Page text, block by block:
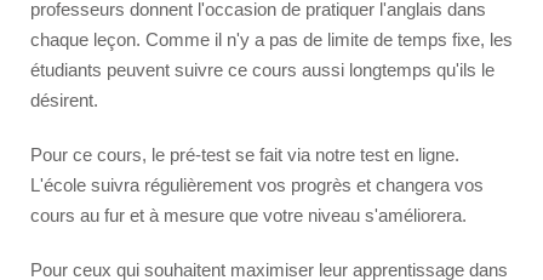
Famille d'accueil
Rester avec un enseignant
Hilton 5*
Marriott 5*
Cavalieri 4*
professeurs donnent l'occasion de pratiquer l'anglais dans
chaque leçon. Comme il n'y a pas de limite de temps fixe, les
étudiants peuvent suivre ce cours aussi longtemps qu'ils le
désirent.
Pour ce cours, le pré-test se fait via notre test en ligne.
L'école suivra régulièrement vos progrès et changera vos
cours au fur et à mesure que votre niveau s'améliorera.
Pour ceux qui souhaitent maximiser leur apprentissage dans